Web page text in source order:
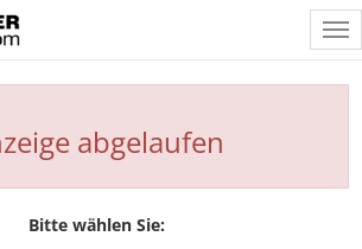
abgelaufen
Bitte wählen Sie: